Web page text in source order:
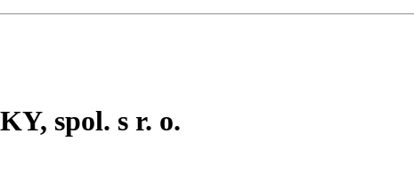
spol. s r. o.